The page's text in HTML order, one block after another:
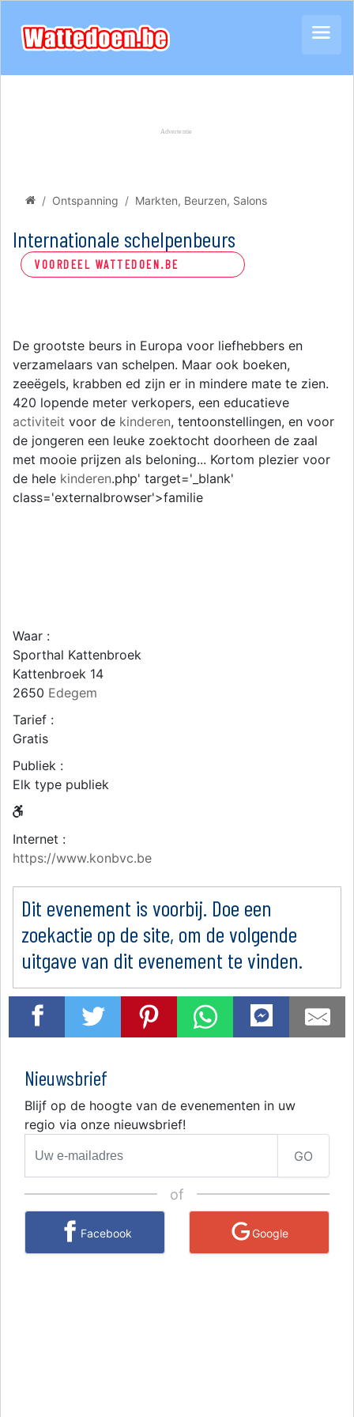
Ontspanning Markten, Beurzen, Salons
Internationale schelpenbeurs
VOORDEEL WATTEDOEN.BE
De grootste beurs in Europa voor liefhebbers en
verzamelaars van schelpen. Maar ook boeken,
zeeëgels, krabben ed zijn er in mindere mate te zien.
420 lopende meter verkopers, een educatieve
activiteit voor de kinderen, tentoonstellingen, en voor
de jongeren een leuke zoektocht doorheen de zaal
met mooie prijzen als beloning... Kortom plezier voor
de hele kinderen.php' target='_blank'
class='externalbrowser'>familie
Waar :
Sporthal Kattenbroek
Kattenbroek 14
2650 Edegem
Tarief :
Gratis
Publiek :
Elk type publiek
Internet :
https://www.konbvc.be
Dit evenement is voorbij. Doe een
zoekactie op de site, om de volgende
uitgave van dit evenement te vinden.
Nieuwsbrief
Blijf op de hoogte van de evenementen in uw
regio via onze nieuwsbrief!
GO
of
Facebook Google